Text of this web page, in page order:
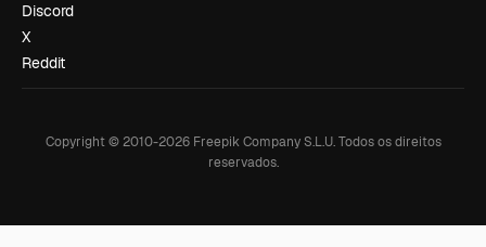
Discord
X
Reddit
Copyright © 2010-2026Freepik Company S.L.U. Todos os direitos
reservados.